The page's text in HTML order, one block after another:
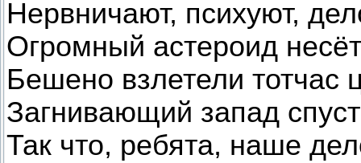
Нервничают, психуют,
Огромный астероид
Бешено взлетели тотчас
Загнивающий запад
Так что, ребята, наше